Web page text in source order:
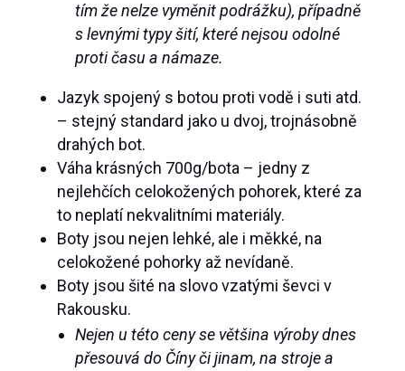
tím že nelze vyměnit podrážku), případně
s levnými typy šití, které nejsou odolné
proti času a námaze.
Jazyk spojený s botou proti vodě i suti atd.
– stejný standard jako u dvoj, trojnásobně
drahých bot.
Váha krásných 700g/bota – jedny z
nejlehčích celokožených pohorek, které za
to neplatí nekvalitními materiály.
Boty jsou nejen lehké, ale i měkké, na
celokožené pohorky až nevídaně.
Boty jsou šité na slovo vzatými ševci v
Rakousku.
Nejen u této ceny se většina výroby dnes
přesouvá do Číny či jinam, na stroje a